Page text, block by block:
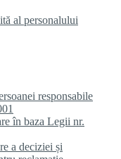
al personalului
responsabile
în baza Legii nr.
a deciziei și